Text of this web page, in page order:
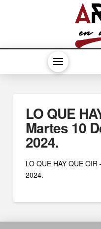
LO QUE
Martes 10
2024.
LO QUE HAY QUE
2024.